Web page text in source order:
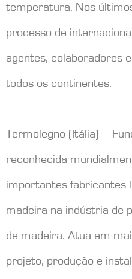
temperatura. Nos
processo de
agentes, colaboradores
todos os continentes.
Termolegno (Itália) –
reconhecida
importantes fabricantes
madeira na indústria de
de madeira. Atua em
projeto, produção e